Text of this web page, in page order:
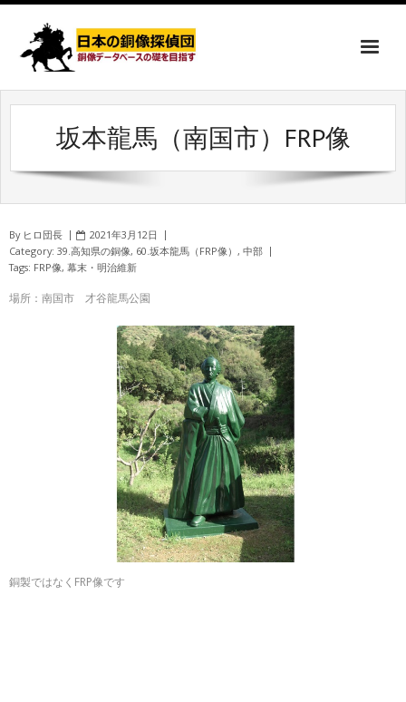
坂本龍馬（南国市）FRP像
By ヒロ団長
2021年3月12日
Category: 39.高知県の銅像, 60.坂本龍馬（FRP像） , 中部
Tags: FRP像, 幕末・明治維新
場所：南国市 才谷龍馬公園
銅製ではなくFRP像です